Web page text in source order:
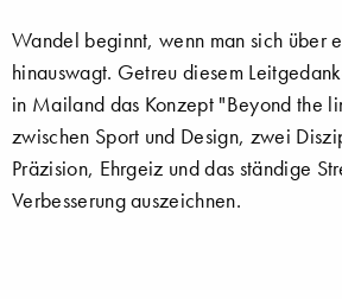
Wandel beginnt, wenn man sich über
hinauswagt. Getreu diesem
in Mailand das Konzept "Beyond the
zwischen Sport und Design, zwei
Präzision, Ehrgeiz und das ständige
Verbesserung auszeichnen.